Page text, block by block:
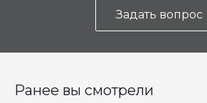
Задать вопрос
Ранее вы смотрели